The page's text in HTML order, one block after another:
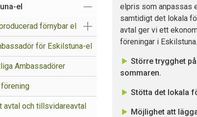
el Visa/Göm undermeny
förnybar el Visa/Göm undermeny
för Eskilstuna-el
Ambassadörer
avtal och tillsvidareavtal
elpris som anpassas
samtidigt det lokala
avtal ger vi ett
föreningar i Eskilstuna.
Större trygghet
sommaren.
Stötta det lokala
Möjlighet att